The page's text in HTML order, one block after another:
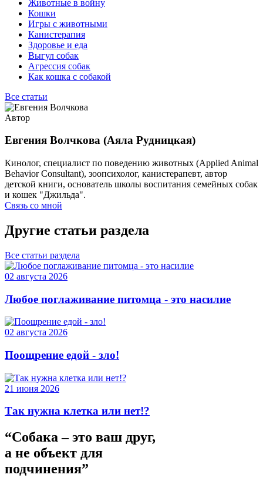
Животные в войну
Кошки
Игры с животными
Канистерапия
Здоровье и еда
Выгул собак
Агрессия собак
Как кошка с собакой
Все статьи
Автор
Евгения Волчкова (Аяла Рудницкая)
Кинолог, специалист по поведению животных (Applied Animal
Behavior Consultant), зоопсихолог, канистерапевт, автор
детской книги, основатель школы воспитания семейных собак
и кошек "Джильда".
Связь со мной
Другие статьи раздела
Все статьи раздела
02 августа 2026
Любое поглаживание питомца - это насилие
02 августа 2026
Поощрение едой - зло!
21 июня 2026
Так нужна клетка или нет!?
“Собака – это ваш друг,
а не объект для
подчинения”